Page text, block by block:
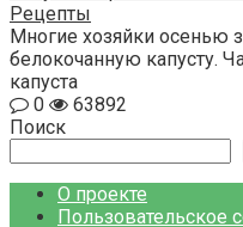
Рецепты
Многие хозяйки осенью
белокочанную капусту.
капуста
0
63892
Поиск
О проекте
Пользовательское